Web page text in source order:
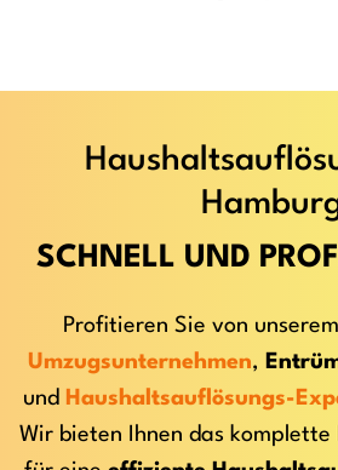
SCHNELL UND
Profitieren Sie von
Umzugsunternehmen,
und
Haushaltsauflösungs-
Wir bieten Ihnen das komplette